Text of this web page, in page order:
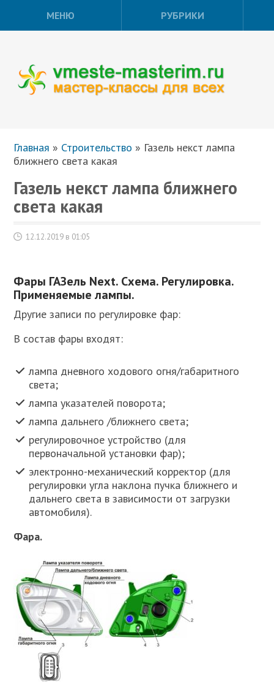
МЕНЮ РУБРИКИ
Главная » Строительство » Газель некст лампа
ближнего света какая
Газель некст лампа ближнего
света какая
12.12.2019 в 01:05
Фары ГАЗель Next. Схема. Регулировка.
Применяемые лампы.
Другие записи по регулировке фар:
В состав фары входят:
лампа дневного ходового огня/габаритного
света;
лампа указателей поворота;
лампа дальнего /ближнего света;
регулировочное устройство (для
первоначальной установки фар);
электронно-механический корректор (для
регулировки угла наклона пучка ближнего и
дальнего света в зависимости от загрузки
автомобиля).
Фара.